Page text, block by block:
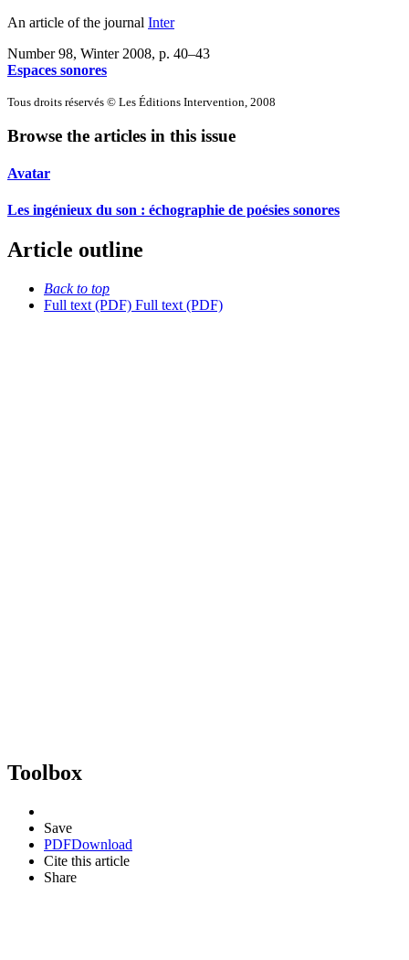
An article of the journal Inter
Number 98, Winter 2008, p. 40–43
Espaces sonores
Tous droits réservés © Les Éditions Intervention, 2008
Browse the articles in this issue
Avatar
Les ingénieux du son : échographie de poésies sonores
Article outline
Back to top
Full text (PDF) Full text (PDF)
Toolbox
Save
PDFDownload
Cite this article
Share